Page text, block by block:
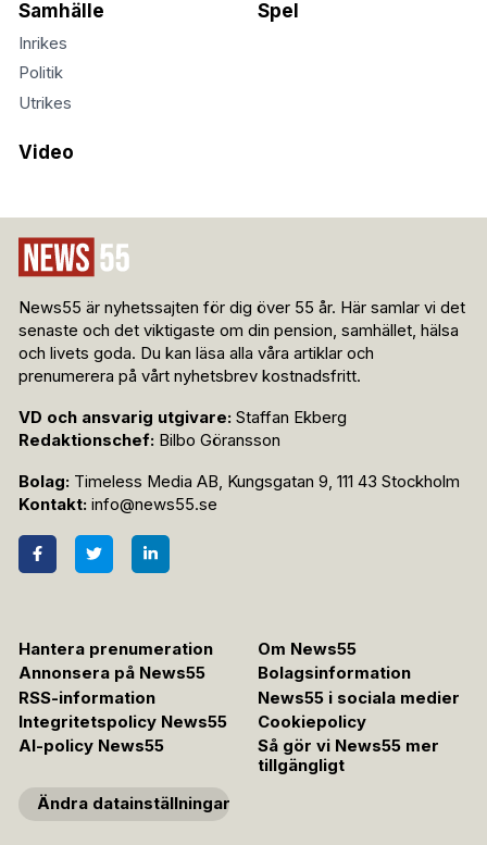
Samhälle
Inrikes
Politik
Utrikes
Spel
Video
News55 är nyhetssajten för dig över 55 år. Här samlar vi det
senaste och det viktigaste om din pension, samhället, hälsa
och livets goda. Du kan läsa alla våra artiklar och
prenumerera på vårt nyhetsbrev kostnadsfritt.
VD och ansvarig utgivare: Staffan Ekberg
Redaktionschef: Bilbo Göransson
Bolag: Timeless Media AB, Kungsgatan 9, 111 43 Stockholm
Kontakt: info@news55.se
Hantera prenumeration
Om News55
Annonsera på News55
Bolagsinformation
RSS-information
News55 i sociala medier
Integritetspolicy News55
Cookiepolicy
AI-policy News55
Så gör vi News55 mer
tillgängligt
Ändra datainställningar